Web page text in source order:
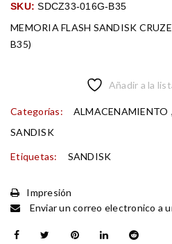
SKU:SDCZ33-016G-B35
MEMORIA FLASH SANDISK
B35)
Añadir a la
Categorías: ALMACENAMIENTO ,
SANDISK
Etiquetas: SANDISK
Impresión
Enviar un correo electronico a